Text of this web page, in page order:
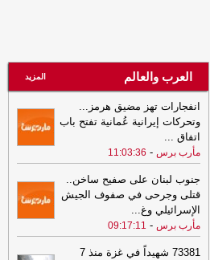
مأرب-الصهوة يمن
11:36
التهدئة و التصعيد و (الفيفا) و
الإصلاح !
11:36
التهدئة و التصعيد و (الفيفا) و
الإصلاح ! - احمد عبدالملك المقرمي
الصهوة يمن
11:36
التهدئة و التصعيد و (الفيفا) و
الإصلاح !- الصهوة يمن
11:12
ميسي يواصل كتابة التاريخ بعد
المونديال.. أسطورة الأرقام يقترب من
حاجز الـ1000 هدف
- مأرب برس
العرب والعالم المزيد
انفجارات تهز مضيق هرمز...
وتحركات إيرانية عُمانية تفتح باب
اتفاق ...
مأرب برس -
11:03:36
جنوب لبنان على صفيح ساخن..
قتلى وجرحى في صفوف الجيش
الإسرائيلي وغ...
مأرب برس -
09:17:11
73381 شهيداً في غزة منذ 7